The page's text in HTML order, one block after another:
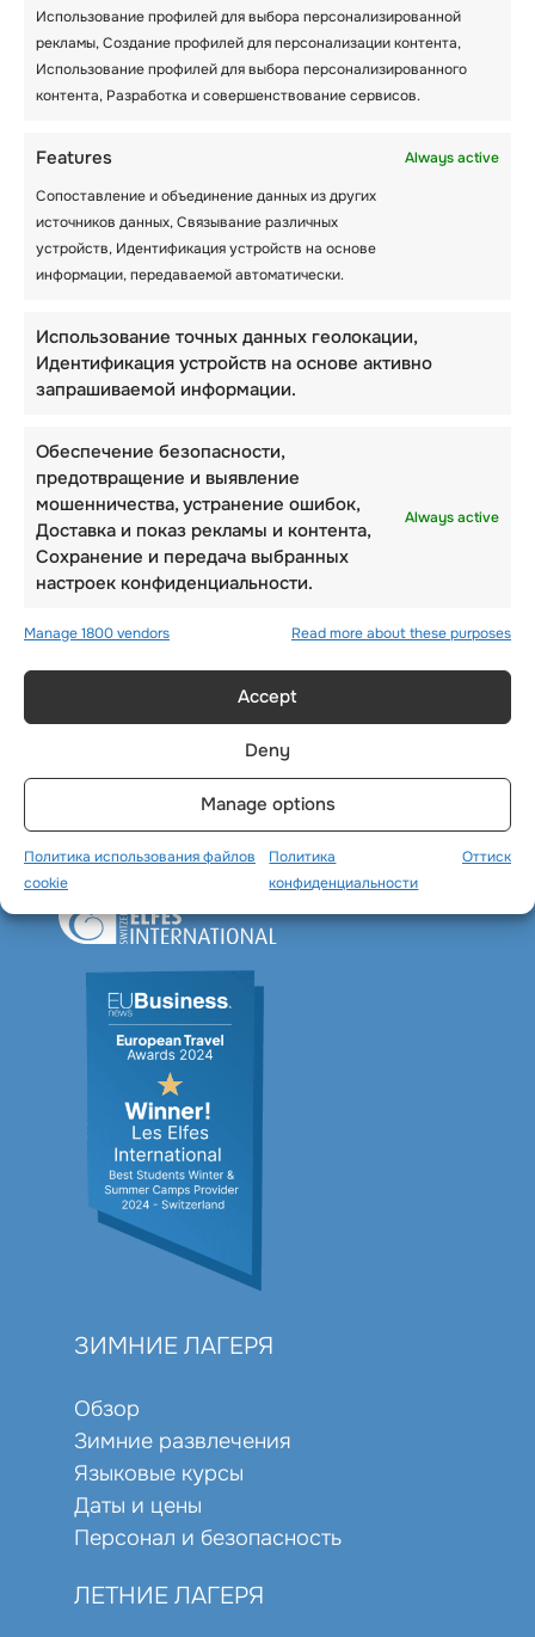
Использование профилей для выбора персонализированной
рекламы, Создание профилей для персонализации контента,
Использование профилей для выбора персонализированного
контента, Разработка и совершенствование сервисов.
Features
Always active
Сопоставление и объединение данных из других
источников данных, Связывание различных
устройств, Идентификация устройств на основе
информации, передаваемой автоматически.
Использование точных данных геолокации,
Идентификация устройств на основе активно
запрашиваемой информации.
Обеспечение безопасности,
предотвращение и выявление
мошенничества, устранение ошибок,
Доставка и показ рекламы и контента,
Сохранение и передача выбранных
настроек конфиденциальности.
Always active
Manage 1800 vendors Read more about these purposes
Accept
Deny
Manage options
Политика использования файлов
cookie
Политика
конфиденциальности
Оттиск
Day Month Year
COMMENTS
CAPTCHA
ЗИМНИЕ ЛАГЕРЯ
Обзор
Зимние развлечения
Языковые курсы
Даты и цены
Персонал и безопасность
ЛЕТНИЕ ЛАГЕРЯ